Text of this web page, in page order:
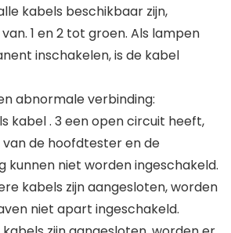
kabels beschikbaar zijn,
1 en 2 tot groen. Als lampen
inschakelen, is de kabel
abnormale verbinding:
kabel . 3 een open circuit heeft,
de hoofdtester en de
kunnen niet worden ingeschakeld.
kabels zijn aangesloten, worden
niet apart ingeschakeld.